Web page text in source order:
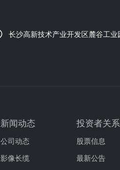
长沙高新技术产业开发区麓谷工业
新闻动态
公司动态
影像长缆
投资者关系
股票信息
最新公告